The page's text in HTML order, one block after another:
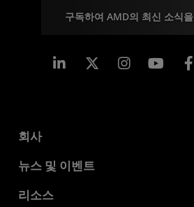
구독하여 AMD의 최신 소식
Linkedin Instagram
회사
AMD 소개
기업의 사회적 책임
뉴스 및 이벤트
뉴스룸
리소스